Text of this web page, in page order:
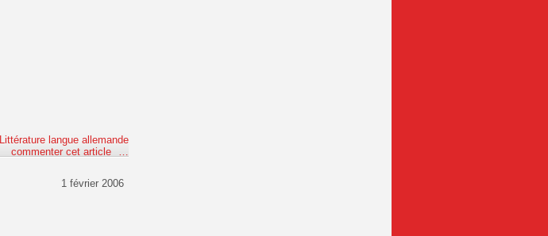
Littérature langue allemande
commenter cet article
…
1 février 2006